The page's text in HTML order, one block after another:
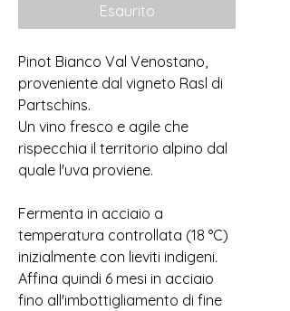
Esaurito
Pinot Bianco Val Venostano,
proveniente dal vigneto Rasl di
Partschins.
Un vino fresco e agile che
rispecchia il territorio alpino dal
quale l'uva proviene.
Fermenta in acciaio a
temperatura controllata (18 °C)
inizialmente con lieviti indigeni.
Affina quindi 6 mesi in acciaio
fino all'imbottigliamento di fine